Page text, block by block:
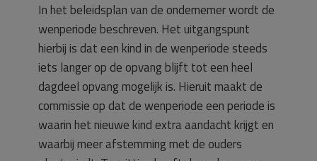
In het beleidsplan van de ondernemer wordt de
wenperiode beschreven. Het uitgangspunt
hierbij is dat een kind in de wenperiode steeds
iets langer op de opvang blijft tot een heel
dagdeel opvang mogelijk is. Hieruit maakt de
commissie op dat de wenperiode een periode is
waarin het nieuwe kind extra aandacht krijgt en
waarbij meer afstemming met de ouders